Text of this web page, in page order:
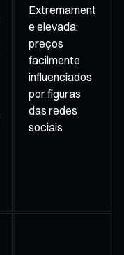
Extremament
e elevada;
preços
facilmente
influenciados
por figuras
das redes
sociais